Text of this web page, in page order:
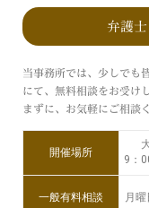
弁護
当事務所では、少しでも
にて、無料相談をお受け
まずに、お気軽にご相談
開催場所
9：
一般有料相談 月